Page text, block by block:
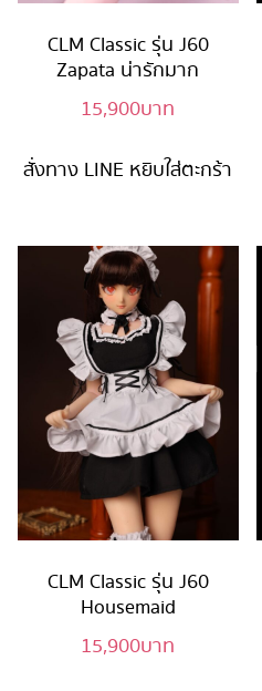
CLM Classic รุ่น J60
Zapata น่ารักมาก
15,900บาท
สั่งทาง LINE หยิบใส่ตะกร้า
CLM Classic รุ่น J60
Housemaid
15,900บาท